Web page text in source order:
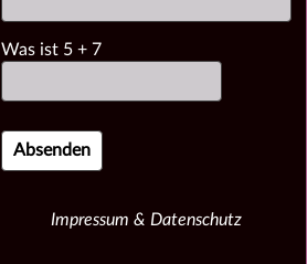
Was ist 5 + 7
Impressum & Datenschutz